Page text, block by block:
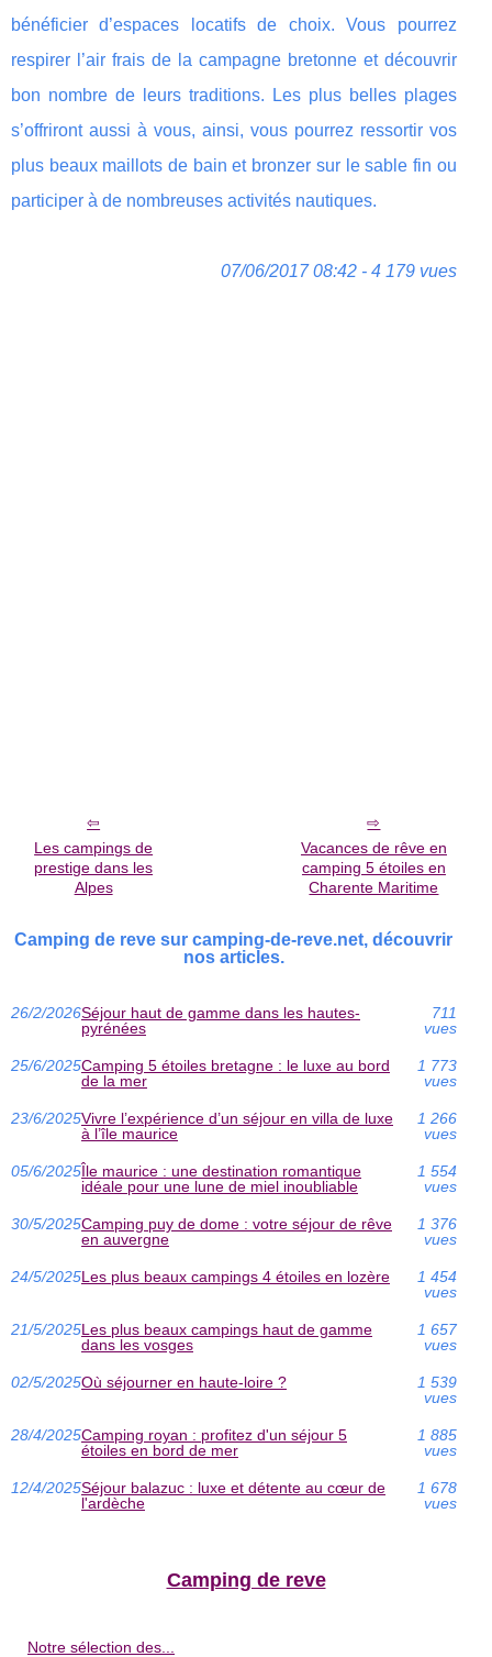
bénéficier d’espaces locatifs de choix. Vous pourrez
respirer l’air frais de la campagne bretonne et découvrir
bon nombre de leurs traditions. Les plus belles plages
s’offriront aussi à vous, ainsi, vous pourrez ressortir vos
plus beaux maillots de bain et bronzer sur le sable fin ou
participer à de nombreuses activités nautiques.
07/06/2017 08:42 - 4 179 vues
Les campings de
prestige dans les
Alpes
Vacances de rêve en
camping 5 étoiles en
Charente Maritime
Camping de reve sur camping-de-reve.net, découvrir
nos articles.
26/2/2026Séjour haut de gamme dans les hautes-
pyrénées
711
vues
25/6/2025Camping 5 étoiles bretagne : le luxe au bord
de la mer
1 773
vues
23/6/2025Vivre l’expérience d’un séjour en villa de luxe
à l’île maurice
1 266
vues
05/6/2025Île maurice : une destination romantique
idéale pour une lune de miel inoubliable
1 554
vues
30/5/2025Camping puy de dome : votre séjour de rêve
en auvergne
1 376
vues
24/5/2025Les plus beaux campings 4 étoiles en lozère
1 454
vues
21/5/2025Les plus beaux campings haut de gamme
dans les vosges
1 657
vues
02/5/2025Où séjourner en haute-loire ?
1 539
vues
28/4/2025Camping royan : profitez d'un séjour 5
étoiles en bord de mer
1 885
vues
12/4/2025Séjour balazuc : luxe et détente au cœur de
l'ardèche
1 678
vues
Camping de reve
Notre sélection des...